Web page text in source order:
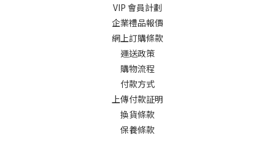
VIP 會員計劃
企業禮品報價
網上訂購條款
運送政策
購物流程
付款方式
上傳付款証明
換貨條款
保養條款